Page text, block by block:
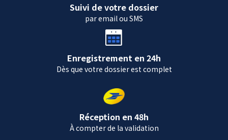
Suivi de votre dossier
par email ou SMS
Enregistrement en 24h
Dès que votre dossier est complet
Réception en 48h
À compter de la validation